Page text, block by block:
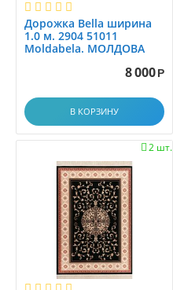
1.17x1.17
1.1x1.5
1.1x1.88
1.25x1.5
1.25x4.0
1.2x1.4
1.2x1.45
1.2x1.5
1.2x1.7
1.2x1.8
1.2x2.0
Дорожка Bella ширина
1.0 м. 2904 51011
Moldabela. МОЛДОВА
8 000 Р
В КОРЗИНУ
2 шт.
